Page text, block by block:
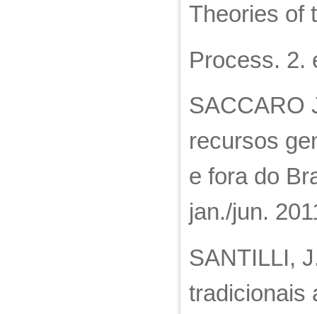
Theories of
Process. 2.
SACCARO
recursos
e fora do
jan./jun.
SANTILLI,
tradicionais